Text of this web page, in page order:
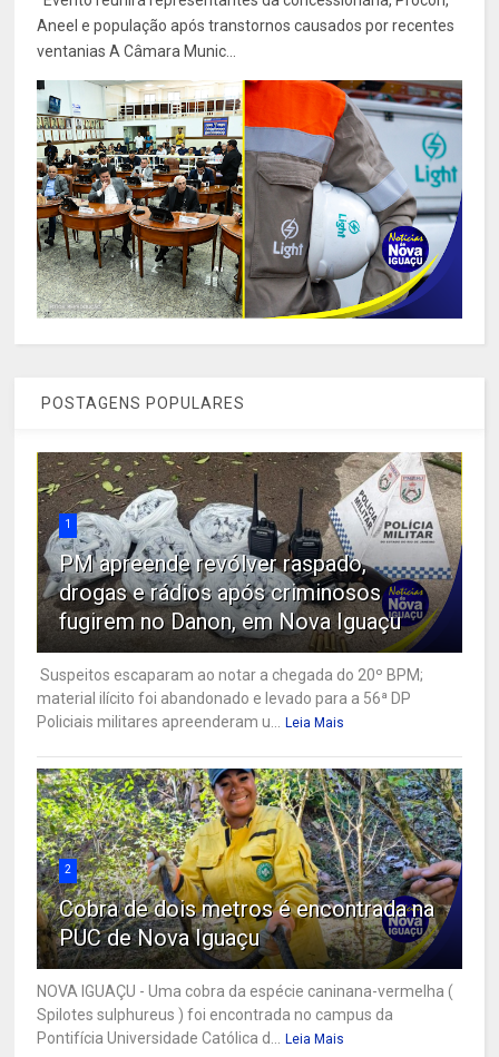
Aneel e população após transtornos causados por recentes
ventanias A Câmara Munic...
POSTAGENS POPULARES
1
PM apreende revólver raspado,
drogas e rádios após criminosos
fugirem no Danon, em Nova Iguaçu
Suspeitos escaparam ao notar a chegada do 20º BPM;
material ilícito foi abandonado e levado para a 56ª DP
Policiais militares apreenderam u... Leia Mais
2
Cobra de dois metros é encontrada na
PUC de Nova Iguaçu
NOVA IGUAÇU - Uma cobra da espécie caninana-vermelha (
Spilotes sulphureus ) foi encontrada no campus da
Pontifícia Universidade Católica d... Leia Mais